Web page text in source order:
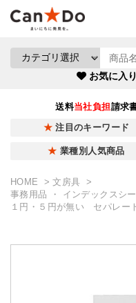
お気に入
送料当社負担請求
注目のキーワード
業種別人気商品
HOME
文房具
事務用品 ・ インデックスシ
１円・５円が無い セパレー